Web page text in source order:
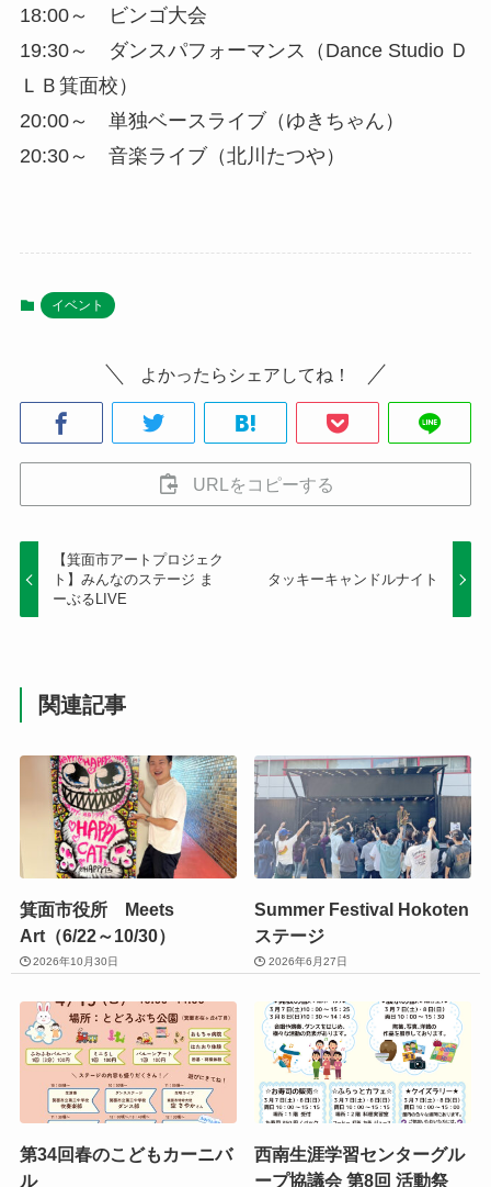
18:00～ ビンゴ大会
19:30～ ダンスパフォーマンス（Dance Studio Ｄ
ＬＢ箕面校）
20:00～ 単独ベースライブ（ゆきちゃん）
20:30～ 音楽ライブ（北川たつや）
イベント
よかったらシェアしてね！
URLをコピーする
【箕面市アートプロジェク
ト】みんなのステージ ま
ーぶるLIVE
タッキーキャンドルナイト
関連記事
箕面市役所 Meets
Art（6/22～10/30）
2026年10月30日
Summer Festival Hokoten
ステージ
2026年6月27日
第34回春のこどもカーニバ
ル
西南生涯学習センターグル
ープ協議会 第8回 活動祭